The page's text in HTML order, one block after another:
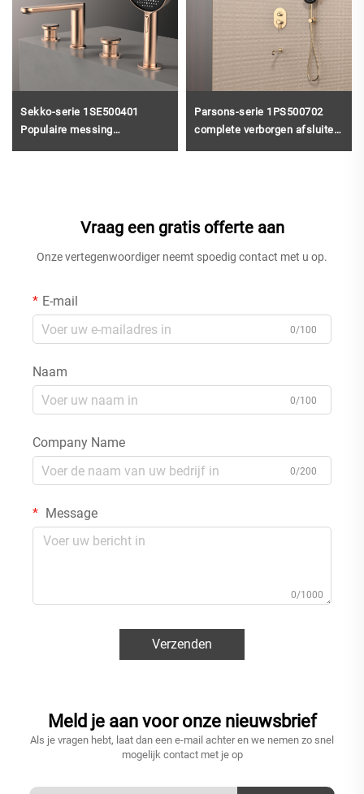
Sekko-serie 1SE500401
Populaire messing
Parsons-serie 1PS500702
complete verborgen afsluiter
Vraag een gratis offerte aan
Onze vertegenwoordiger neemt spoedig contact met u op.
E-mail
0/100
Naam
0/100
Company Name
0/200
Message
0/1000
Verzenden
Meld je aan voor onze nieuwsbrief
Als je vragen hebt, laat dan een e-mail achter en we nemen zo snel
mogelijk contact met je op